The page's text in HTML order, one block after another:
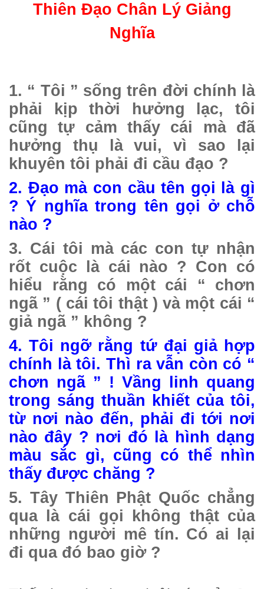
Thiên Đạo Chân Lý Giảng
Nghĩa
1. “ Tôi ” sống trên đời chính là
phải kịp thời hưởng lạc, tôi
cũng tự cảm thấy cái mà đã
hưởng thụ là vui, vì sao lại
khuyên tôi phải đi cầu đạo ?
2. Đạo mà con cầu tên gọi là gì
? Ý nghĩa trong tên gọi ở chỗ
nào ?
3. Cái tôi mà các con tự nhận
rốt cuộc là cái nào ? Con có
hiểu rằng có một cái “ chơn
ngã ” ( cái tôi thật ) và một cái “
giả ngã ” không ?
4. Tôi ngỡ rằng tứ đại giả hợp
chính là tôi. Thì ra vẫn còn có “
chơn ngã ” ! Vầng linh quang
trong sáng thuần khiết của tôi,
từ nơi nào đến, phải đi tới nơi
nào đây ? nơi đó là hình dạng
màu sắc gì, cũng có thể nhìn
thấy được chăng ?
5. Tây Thiên Phật Quốc chẳng
qua là cái gọi không thật của
những người mê tín. Có ai lại
đi qua đó bao giờ ?